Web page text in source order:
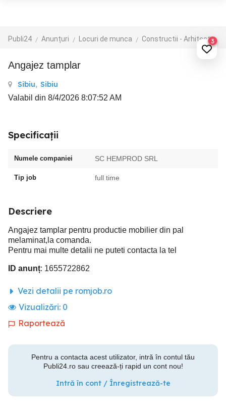
Publi24 Anunțuri Locuri de munca Constructii - Arhitectura - Design3
Angajez tamplar
Sibiu, Sibiu
Valabil din 8/4/2026 8:07:52 AM
Specificații
Numele companiei SC HEMPROD SRL
Tip job full time
Descriere
Angajez tamplar pentru productie mobilier din pal
melaminat,la comanda.
Pentru mai multe detalii ne puteti contacta la tel
ID anunț: 1655722862
Vezi detalii pe romjob.ro
Vizualizări: 0
Raportează
Pentru a contacta acest utilizator, intră în contul tău
Publi24.ro sau creează-ți rapid un cont nou!
Intră în cont / Înregistrează-te